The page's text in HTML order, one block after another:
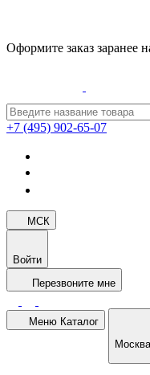
Оформите заказ заранее
+7 (495) 902-65-07
МСК
Войти
Перезвоните мне
Меню Каталог